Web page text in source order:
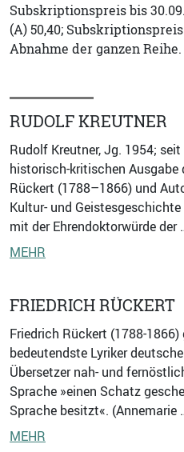
Subskriptionspreis bis
(A) 50,40;
Abnahme der ganzen Reihe.
RUDOLF KREUTNER
Rudolf Kreutner, Jg. 1954;
historisch-kritischen Ausgabe
Rückert (1788–1866) und
Kultur- und
mit der Ehrendoktorwürde der
MEHR
FRIEDRICH RÜCKERT
Friedrich Rückert (1788-
bedeutendste Lyriker
Übersetzer nah- und
Sprache »einen Schatz
Sprache besitzt«. (Annemarie
MEHR